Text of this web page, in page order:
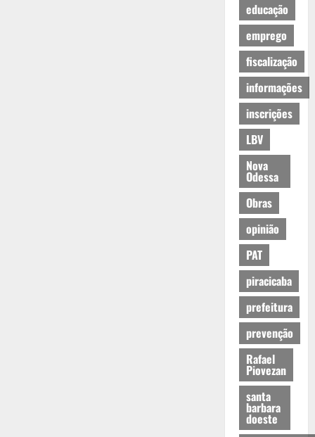
educação
emprego
fiscalização
informações
inscrições
LBV
Nova
Odessa
Obras
opinião
PAT
piracicaba
prefeitura
prevenção
Rafael
Piovezan
santa
barbara
doeste